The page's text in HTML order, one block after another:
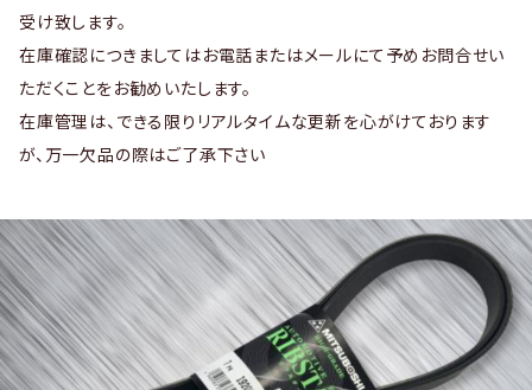
受け致します。
在庫確認につきましてはお電話またはメールにて予めお問合せい
ただくことをお勧めいたします。
在庫管理は、できる限りリアルタイムな更新を心がけております
が、万一欠品の際はご了承下さい